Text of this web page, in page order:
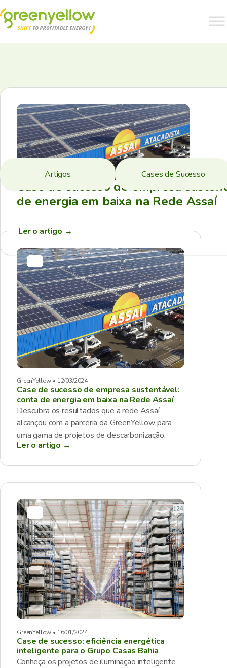
Case de sucesso de empresa
de energia em baixa na Rede Assaí
Ler o artigo→
Artigos Cases de Sucesso
GreenYellow • 12/03/2024
Case de sucesso de empresa sustentável:
conta de energia em baixa na Rede Assaí
Descubra os resultados que a rede Assaí
alcançou com a parceria da GreenYellow para
uma gama de projetos de descarbonização.
Ler o artigo →
GreenYellow • 16/01/2024
Case de sucesso: eficiência energética
inteligente para o Grupo Casas Bahia
Conheça os projetos de iluminação inteligente